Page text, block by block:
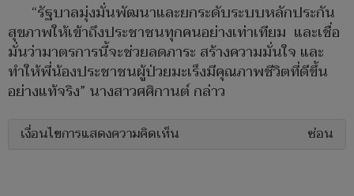
“รัฐบาลมุ่งมั่นพัฒนาและยกระดับระบบหลักประกัน
สุขภาพให้เข้าถึงประชาชนทุกคนอย่างเท่าเทียม และเชื่อ
มั่นว่ามาตรการนี้จะช่วยลดภาระ สร้างความมั่นใจ และ
ทำให้พี่น้องประชาชนผู้ป่วยมะเร็งมีคุณภาพชีวิตที่ดีขึ้น
อย่างแท้จริง” นางสาวศศิกานต์ กล่าว
เงื่อนไขการแสดงความคิดเห็น ซ่อน